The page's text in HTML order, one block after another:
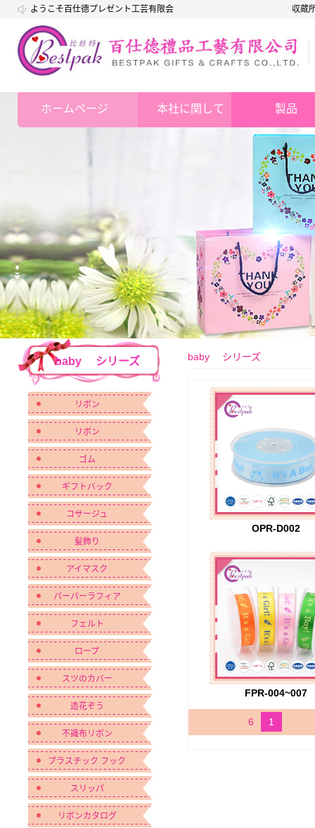
ようこそ百仕德プレゼント工芸有限会
収蔵
ホームページ 本社に関して 製品
baby シリーズ
リボン
リボン
ゴム
ギフトバック
コサージュ
髪飾り
アイマスク
パーパーラフィア
フェルト
ロープ
スツのカバー
造花ぞう
不識布リボン
プラスチック フック
スリッパ
リボンカタログ
baby シリーズ
OPR-D002
FPR-004~007
6 1